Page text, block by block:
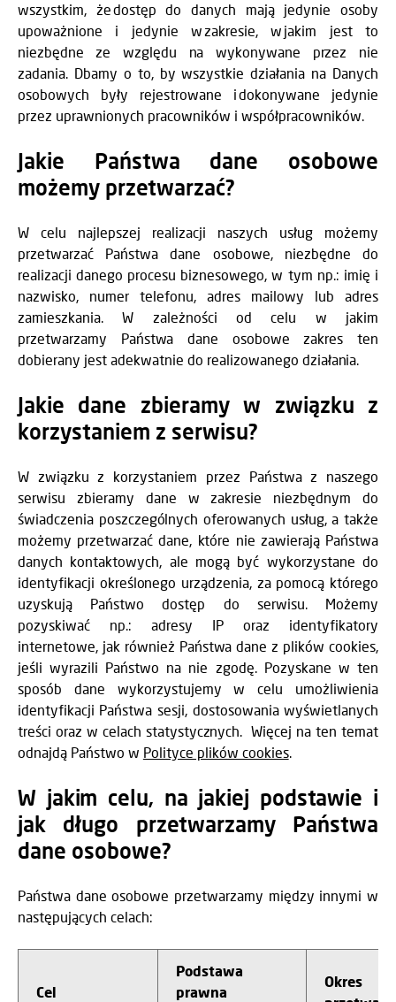
wszystkim, że dostęp do danych mają jedynie osoby
upoważnione i jedynie w zakresie, w jakim jest to
niezbędne ze względu na wykonywane przez nie
zadania. Dbamy o to, by wszystkie działania na Danych
osobowych były rejestrowane i dokonywane jedynie
przez uprawnionych pracowników i współpracowników.
Jakie Państwa dane osobowe
możemy przetwarzać?
W celu najlepszej realizacji naszych usług możemy
przetwarzać Państwa dane osobowe, niezbędne do
realizacji danego procesu biznesowego, w tym np.: imię i
nazwisko, numer telefonu, adres mailowy lub adres
zamieszkania. W zależności od celu w jakim
przetwarzamy Państwa dane osobowe zakres ten
dobierany jest adekwatnie do realizowanego działania.
Jakie dane zbieramy w związku z
korzystaniem z serwisu?
W związku z korzystaniem przez Państwa z naszego
serwisu zbieramy dane w zakresie niezbędnym do
świadczenia poszczególnych oferowanych usług, a także
możemy przetwarzać dane, które nie zawierają Państwa
danych kontaktowych, ale mogą być wykorzystane do
identyfikacji określonego urządzenia, za pomocą którego
uzyskują Państwo dostęp do serwisu. Możemy
pozyskiwać np.: adresy IP oraz identyfikatory
internetowe, jak również Państwa dane z plików cookies,
jeśli wyrazili Państwo na nie zgodę. Pozyskane w ten
sposób dane wykorzystujemy w celu umożliwienia
identyfikacji Państwa sesji, dostosowania wyświetlanych
treści oraz w celach statystycznych. Więcej na ten temat
odnajdą Państwo w Polityce plików cookies.
W jakim celu, na jakiej podstawie i
jak długo przetwarzamy Państwa
dane osobowe?
Państwa dane osobowe przetwarzamy między innymi w
następujących celach:
Cel
Podstawa
prawna
Okres